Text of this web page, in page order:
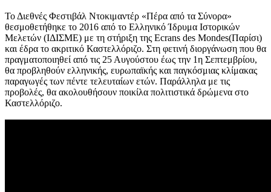
Το Διεθνές Φεστιβάλ Ντοκιμαντέρ «Πέρα από τα Σύνορα»
θεσμοθετήθηκε το 2016 από το Ελληνικό Ίδρυμα Ιστορικών
Μελετών (ΙΔΙΣΜΕ) με τη στήριξη της Ecrans des Mondes(Παρίσι)
και έδρα το ακριτικό Καστελλόριζο. Στη φετινή διοργάνωση που θα
πραγματοποιηθεί από τις 25 Αυγούστου έως την 1η Σεπτεμβρίου,
θα προβληθούν ελληνικής, ευρωπαϊκής και παγκόσμιας κλίμακας
παραγωγές των πέντε τελευταίων ετών. Παράλληλα με τις
προβολές, θα ακολουθήσουν ποικίλα πολιτιστικά δρώμενα στο
Καστελλόριζο.